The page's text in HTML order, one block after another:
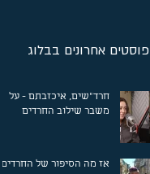
פוסטים אחרונים בבלוג
חרד"שים, איכזבתם - על
משבר שילוב החרדים
אז מה הסיפור של החרדים?